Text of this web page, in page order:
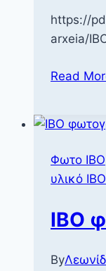
https://
arxeia/
Read
Φωτο IBO
υλικό ΙΒΟ
IBO
By